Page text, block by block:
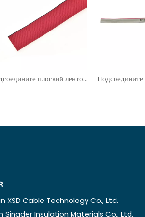
Подсоедините плоский ленточный кабель UL21016
XSD Cable Technology Co., Ltd.
Singder Insulation Materials Co., Ltd.